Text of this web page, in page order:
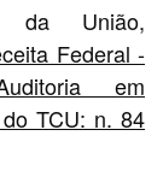
da União,
Federal -
em
TCU: n. 84